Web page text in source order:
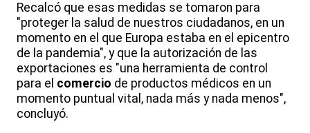
Recalcó que esas medidas se tomaron para
"proteger la salud de nuestros ciudadanos, en un
momento en el que Europa estaba en el epicentro
de la pandemia", y que la autorización de las
exportaciones es "una herramienta de control
para el comercio de productos médicos en un
momento puntual vital, nada más y nada menos",
concluyó.